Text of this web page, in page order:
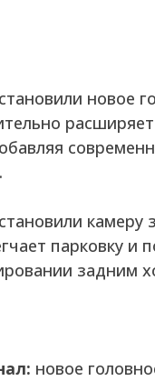
новое
камеру
парковку и
задним
новое